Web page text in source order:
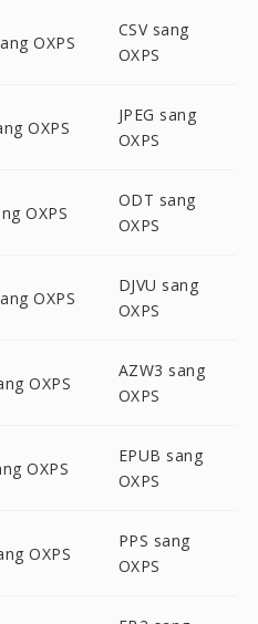
OXPS
CSV sang
OXPS
OXPS
JPEG sang
OXPS
OXPS
ODT sang
OXPS
OXPS
DJVU sang
OXPS
OXPS
AZW3 sang
OXPS
OXPS
EPUB sang
OXPS
OXPS
PPS sang
OXPS